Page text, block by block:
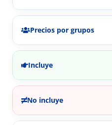
Precios por grupos
Incluye
No incluye